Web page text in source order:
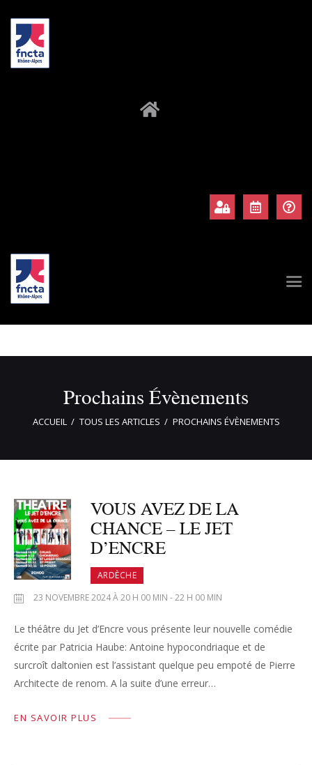
Prochains Évènements
ACCUEIL TOUS LES ARTICLES PROCHAINS ÉVÈNEMENTS
VOUS AVEZ DE LA
CHANCE – LE JET
D’ENCRE
ARDÈCHE
23 NOVEMBRE 2024 À 20 H 00 MIN - 22 H 00 MIN
Le théâtre du Jet d’Encre vous présente leur nouvelle comédie
écrite par Patricia Haube: Antoine hypocondriaque et de
surcroît daltonien est l’assistant quelque peu empoté de Pierre
Architecte de renom. A la suite d’une erreur…
EN SAVOIR PLUS